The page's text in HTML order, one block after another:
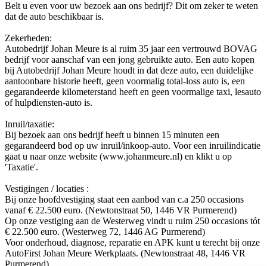
Belt u even voor uw bezoek aan ons bedrijf? Dit om zeker te weten
dat de auto beschikbaar is.
Zekerheden:
Autobedrijf Johan Meure is al ruim 35 jaar een vertrouwd BOVAG
bedrijf voor aanschaf van een jong gebruikte auto. Een auto kopen
bij Autobedrijf Johan Meure houdt in dat deze auto, een duidelijke
aantoonbare historie heeft, geen voormalig total-loss auto is, een
gegarandeerde kilometerstand heeft en geen voormalige taxi, lesauto
of hulpdiensten-auto is.
Inruil/taxatie:
Bij bezoek aan ons bedrijf heeft u binnen 15 minuten een
gegarandeerd bod op uw inruil/inkoop-auto. Voor een inruilindicatie
gaat u naar onze website (www.johanmeure.nl) en klikt u op
'Taxatie'.
Vestigingen / locaties :
Bij onze hoofdvestiging staat een aanbod van c.a 250 occasions
vanaf € 22.500 euro. (Newtonstraat 50, 1446 VR Purmerend)
Op onze vestiging aan de Westerweg vindt u ruim 250 occasions tót
€ 22.500 euro. (Westerweg 72, 1446 AG Purmerend)
Voor onderhoud, diagnose, reparatie en APK kunt u terecht bij onze
AutoFirst Johan Meure Werkplaats. (Newtonstraat 48, 1446 VR
Purmerend)